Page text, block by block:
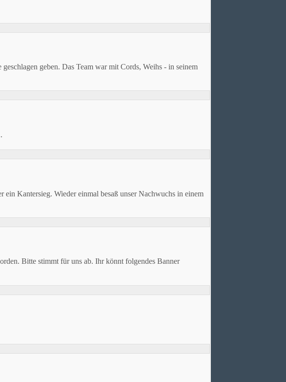
geben. Das Team war mit Cords, Weihs - in seinem
Kantersieg. Wieder einmal besaß unser Nachwuchs in einem
Bitte stimmt für uns ab. Ihr könnt folgendes Banner